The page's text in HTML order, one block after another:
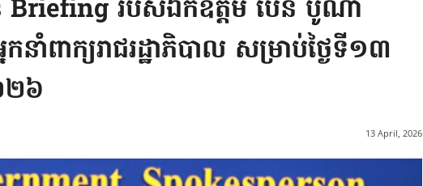
អង្គ
Briefing របស់ឯកឧត្តម ប៉ែន បូណា
កនាំពាក្យរាជរដ្ឋាភិបាល សម្រាប់ថ្ងៃទី១៣
២៦
13 April, 2026